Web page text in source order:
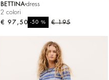
BETTINA dress
2 colori
€ 195
-50%
€ 97,50